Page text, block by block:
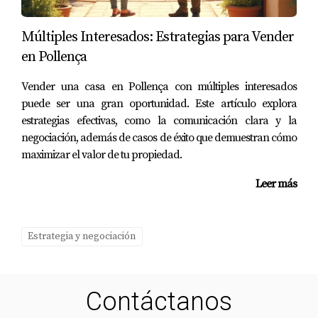
de cerrar tratos; se trata de crear conexiones
significativas con las personas. Si estás listo para llevar
tus habilidades al siguiente nivel o necesitas
asesoramiento personalizado sobre cómo implementar
estas estrategias en tu negocio, no dudes en contactar a
Jorge Cifre. Con su experiencia y dedicación al éxito del
cliente, te guiará hacia nuevas alturas en tu carrera
profesional.
estrategias probadas y observa cómo florecen tus
¿Tienes Preguntas?
Múltiples Interesados: Estrategias para Vender
en Pollença
Vender una casa en Pollença con múltiples interesados
puede ser una gran oportunidad. Este artículo explora
estrategias efectivas, como la comunicación clara y la
negociación, además de casos de éxito que demuestran cómo
maximizar el valor de tu propiedad.
Leer más
Estrategia y negociación
Contáctanos